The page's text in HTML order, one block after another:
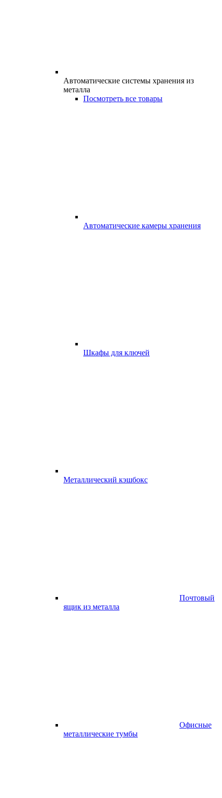
Автоматические системы хранения из
металла
Посмотреть все товары
Автоматические камеры хранения
Шкафы для ключей
Металлический кэшбокс
Почтовый
ящик из металла
Офисные
металлические тумбы